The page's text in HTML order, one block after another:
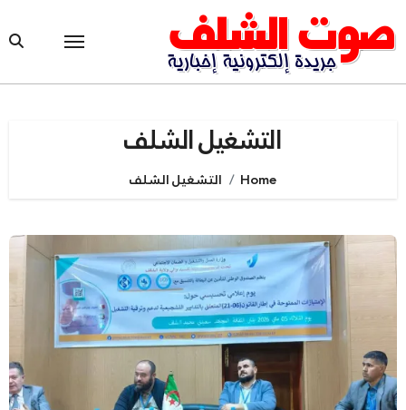
to
content
التشغيل الشلف
Home التشغيل الشلف